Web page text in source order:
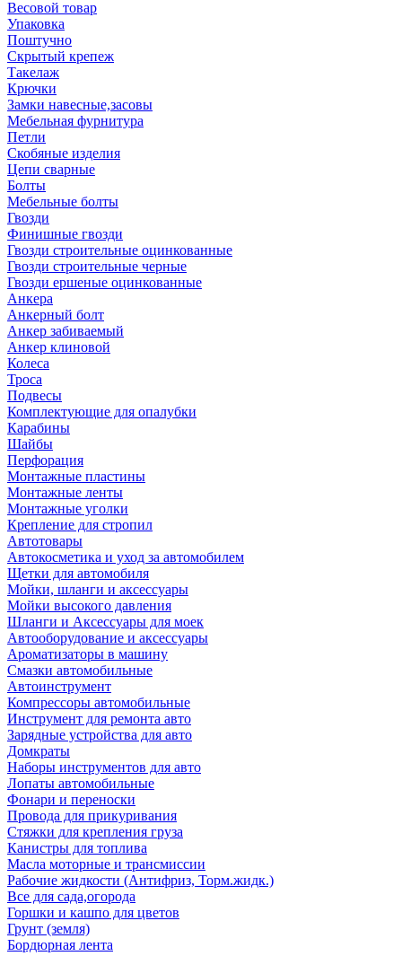
Весовой товар
Упаковка
Поштучно
Скрытый крепеж
Такелаж
Крючки
Замки навесные,засовы
Мебельная фурнитура
Петли
Скобяные изделия
Цепи сварные
Болты
Мебельные болты
Гвозди
Финишные гвозди
Гвозди строительные оцинкованные
Гвозди строительные черные
Гвозди ершеные оцинкованные
Анкера
Анкерный болт
Анкер забиваемый
Анкер клиновой
Колеса
Троса
Подвесы
Комплектующие для опалубки
Карабины
Шайбы
Перфорация
Монтажные пластины
Монтажные ленты
Монтажные уголки
Крепление для стропил
Автотовары
Автокосметика и уход за автомобилем
Щетки для автомобиля
Мойки, шланги и аксессуары
Мойки высокого давления
Шланги и Аксессуары для моек
Автооборудование и аксессуары
Ароматизаторы в машину
Смазки автомобильные
Автоинструмент
Компрессоры автомобильные
Инструмент для ремонта авто
Зарядные устройства для авто
Домкраты
Наборы инструментов для авто
Лопаты автомобильные
Фонари и переноски
Провода для прикуривания
Стяжки для крепления груза
Канистры для топлива
Масла моторные и трансмиссии
Рабочие жидкости (Антифриз, Торм.жидк.)
Все для сада,огорода
Горшки и кашпо для цветов
Грунт (земля)
Бордюрная лента